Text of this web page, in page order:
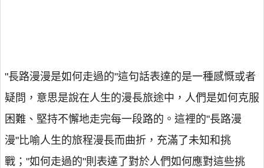
"長路漫漫是如何走過的"這句話表達的是一種感慨或者
疑問，意思是說在人生的漫長旅途中，人們是如何克服
困難、堅持不懈地走完每一段路的。這裡的"長路漫
漫"比喻人生的旅程漫長而曲折，充滿了未知和挑
戰；"如何走過的"則表達了對於人們如何應對這些挑